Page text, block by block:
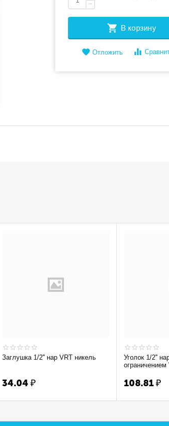
−
В корзину
Отложить
Заглушка 1/2'' нар VRT никель
34.04 ₽
Уголок 1/2''
ограничением
108.81₽